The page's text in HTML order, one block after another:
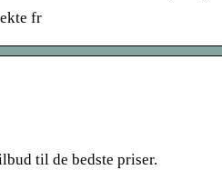
fr
til de bedste priser.